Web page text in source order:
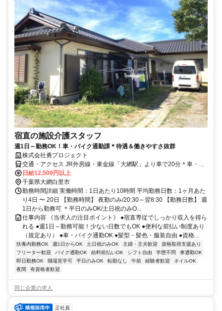
宿直の施設介護スタッフ
週1日～勤務OK！車・バイク通勤課＊待遇＆働きやすさ抜群
株式会社勇プロジェクト
交通・アクセス JR外房線・東金線「大網駅」より車で20分＊車・バ
イク通勤OK
日給12,500円以上
千葉県大網白里市
勤務時間詳細 実働時間：1日あたり10時間 平均勤務日数：1ヶ月あた
り4日 〜 20日 【勤務時間】 夜勤のみ/20:30～翌8:30 【勤務日数】 週
1日から勤務可 ＊平日のみOK/土日祝のみO...
仕事内容 《当求人の注目ポイント》 ●宿直専従でしっかり収入を得ら
れる ●週1日～勤務可能！少ない日数でもOK ●便利な前払い制度あり
（規定あり） ●車・バイク通勤OK ●髪型・髪色・服装自由 ●資格...
扶養内勤務OK 週1日からOK 土日祝のみOK 主婦・主夫歓迎
資格取得支援あり
フリーター歓迎
バイク通勤OK 給料前払いOK シフト自由 学歴不問
車通勤OK
即日勤務OK
職場見学可 平日のみOK 転勤なし 午前 経験者歓迎
ネイルOK
夜間
有資格者歓迎
同じ企業の求人
正社員